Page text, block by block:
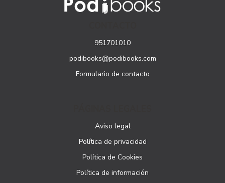
951701010
podibooks@podibooks.com
Formulario de contacto
Aviso legal
Política de privacidad
Política de Cookies
Política de información